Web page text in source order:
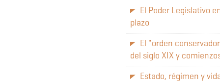
El Poder Legislativo
plazo
El "orden
del siglo XIX y
Estado, régimen y